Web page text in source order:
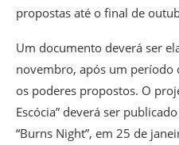
propostas até o final de
Um documento deverá ser
novembro, após um período
os poderes propostos. O
Escócia” deverá ser
“Burns Night”, em 25 de